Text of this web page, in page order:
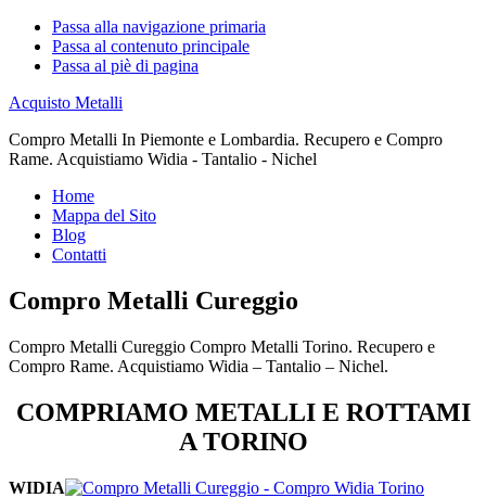
Passa alla navigazione primaria
Passa al contenuto principale
Passa al piè di pagina
Acquisto Metalli
Compro Metalli In Piemonte e Lombardia. Recupero e Compro
Rame. Acquistiamo Widia - Tantalio - Nichel
Home
Mappa del Sito
Blog
Contatti
Compro Metalli Cureggio
Compro Metalli Cureggio Compro Metalli Torino. Recupero e
Compro Rame. Acquistiamo Widia – Tantalio – Nichel.
COMPRIAMO METALLI E ROTTAMI
A TORINO
WIDIA